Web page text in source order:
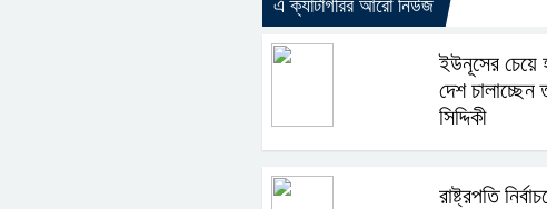
এ ক্যাটাগরির আরো নিউজ
ইউনূসের চেয়ে
দেশ চালাচ্ছেন
সিদ্দিকী
রাষ্ট্রপতি